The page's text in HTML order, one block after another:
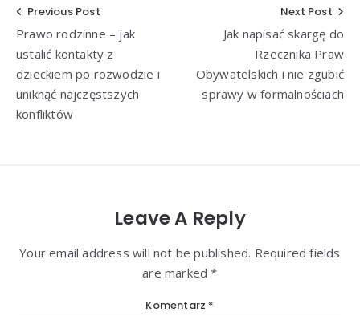
Nawigacja
wpisu
Previous Post
Prawo rodzinne – jak
ustalić kontakty z
dzieckiem po rozwodzie i
uniknąć najczęstszych
konfliktów
Next Post
Jak napisać skargę do
Rzecznika Praw
Obywatelskich i nie zgubić
sprawy w formalnościach
Leave A Reply
Your email address will not be published. Required fields
are marked *
Komentarz *